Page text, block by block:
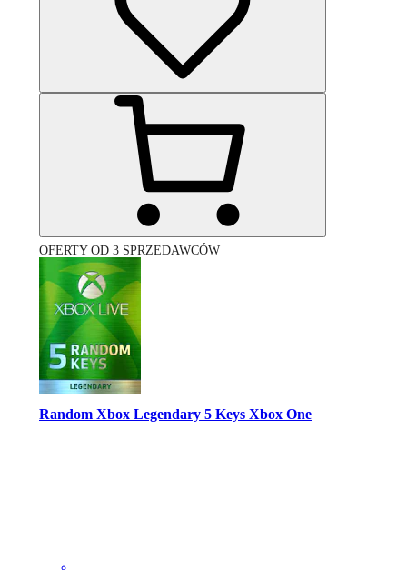
OFERTY OD 3 SPRZEDAWCÓW
Random Xbox Legendary 5 Keys Xbox One